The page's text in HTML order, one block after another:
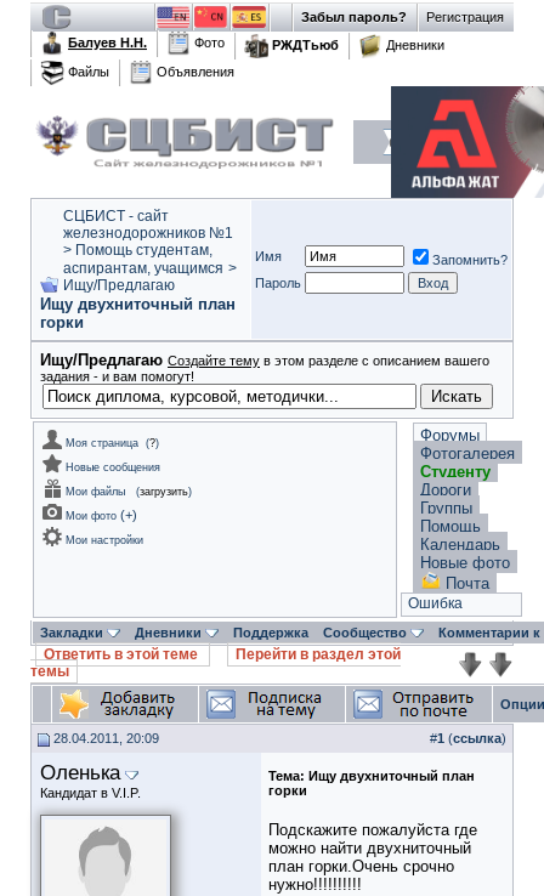
Регистрация
Забыл пароль?
Балуев Н.Н.
Фото РЖДТьюб
Дневники
Файлы
Объявления
СЦБИСТ - сайт
железнодорожников №1
> Помощь студентам,
аспирантам, учащимся >
Ищу/Предлагаю
Ищу двухниточный план
горки
Имя
Запомнить?
Пароль
Ищу/Предлагаю Создайте тему в этом разделе с описанием вашего
задания - и вам помогут!
Моя страница (?)
Новые сообщения
Мои файлы
(загрузить)
Мои фото (+)
Мои настройки
Форумы
Фотогалерея
Студенту
Дороги
Группы
Помощь
Календарь
Новые фото
Почта
Ошибка
Закладки Дневники Поддержка Сообщество Комментарии
Ответить в этой теме
Перейти в раздел этой
темы
28.04.2011, 20:09 #1 (ссылка)
Оленька
Кандидат в V.I.P.
Тема: Ищу двухниточный план
горки
Подскажите пожалуйста где
можно найти двухниточный
план горки.Очень срочно
нужно!!!!!!!!!!